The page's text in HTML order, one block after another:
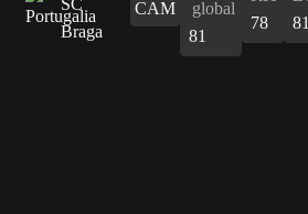
CAM
global
81
78